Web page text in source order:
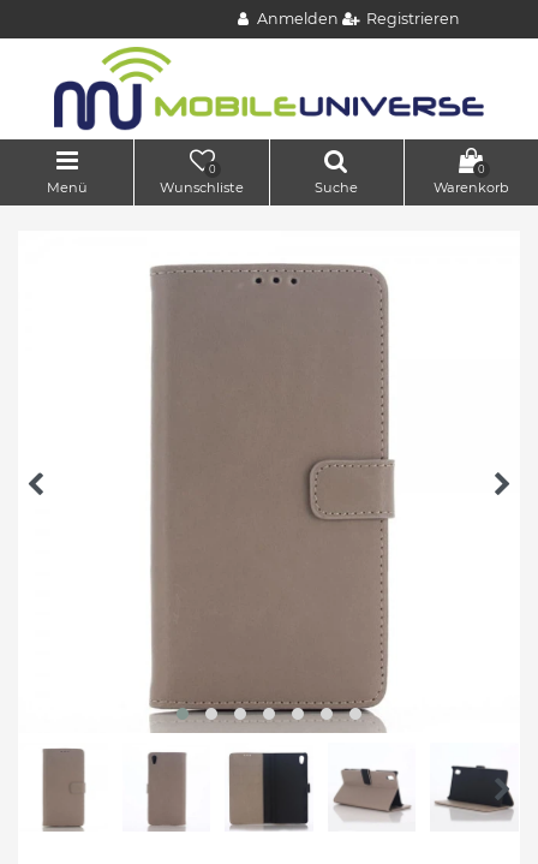
Anmelden Registrieren
Menü
0
Wunschliste Suche
0
Warenkorb